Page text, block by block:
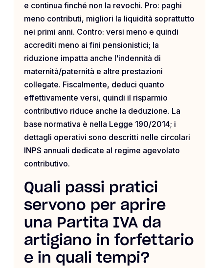
e continua finché non la revochi. Pro: paghi
meno contributi, migliori la liquidità soprattutto
nei primi anni. Contro: versi meno e quindi
accrediti meno ai fini pensionistici; la
riduzione impatta anche l’indennità di
maternità/paternità e altre prestazioni
collegate. Fiscalmente, deduci quanto
effettivamente versi, quindi il risparmio
contributivo riduce anche la deduzione. La
base normativa è nella Legge 190/2014; i
dettagli operativi sono descritti nelle circolari
INPS annuali dedicate al regime agevolato
contributivo.
Quali passi pratici
servono per aprire
una Partita IVA da
artigiano in forfettario
e in quali tempi?